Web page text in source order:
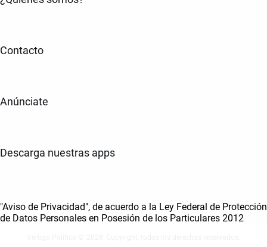
Contacto
Anúnciate
Descarga nuestras apps
"Aviso de Privacidad", de acuerdo a la Ley Federal de Protección
de Datos Personales en Posesión de los Particulares 2012